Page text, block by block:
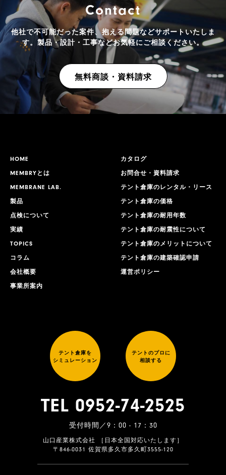
Contact
他社で不可能だった案件、抱える問題などサポートいたしま
す。 製品・設計・工事などお気軽にご相談ください。
無料商談・資料請求
HOME
MEMBRYとは
MEMBRANE LAB.
製品
点検について
実績
TOPICS
コラム
会社概要
事業所案内
カタログ
お問合せ・資料請求
テント倉庫のレンタル・リース
テント倉庫の価格
テント倉庫の耐用年数
テント倉庫の耐震性について
テント倉庫のメリットについて
テント倉庫の建築確認申請
運営ポリシー
テント倉庫を
シミュレーション
テントのプロに
相談する
TEL 0952-74-2525
受付時間／9：00 - 17：30
山口産業株式会社 ［日本全国対応いたします］
〒846-0031 佐賀県多久市多久町3555-120